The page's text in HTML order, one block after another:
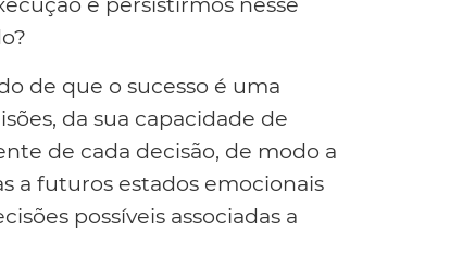
de que o sucesso é uma
da sua capacidade de
de cada decisão, de modo a
a futuros estados emocionais
possíveis associadas a